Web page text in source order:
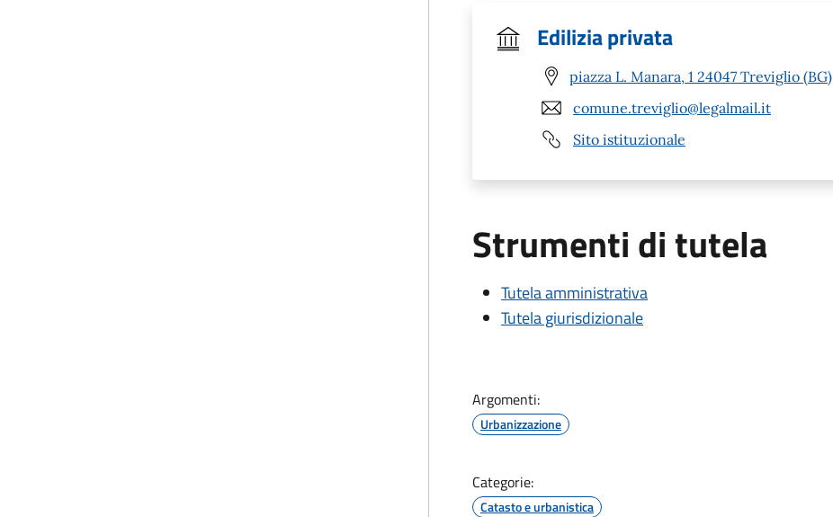
Edilizia privata
piazza L. Manara, 1 24047 Treviglio (BG)
comune.treviglio@legalmail.it
Sito istituzionale
Strumenti di tutela
Tutela amministrativa
Tutela giurisdizionale
Argomenti:
Urbanizzazione
Categorie:
Catasto e urbanistica